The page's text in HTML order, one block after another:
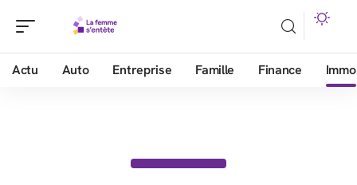
Actu Auto Entreprise Famille Finance Immo